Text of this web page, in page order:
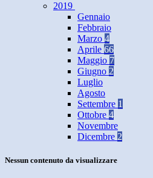
2019
Gennaio
Febbraio
Marzo 4
Aprile 66
Maggio 7
Giugno 2
Luglio
Agosto
Settembre 1
Ottobre 4
Novembre
Dicembre 2
Nessun contenuto da visualizzare